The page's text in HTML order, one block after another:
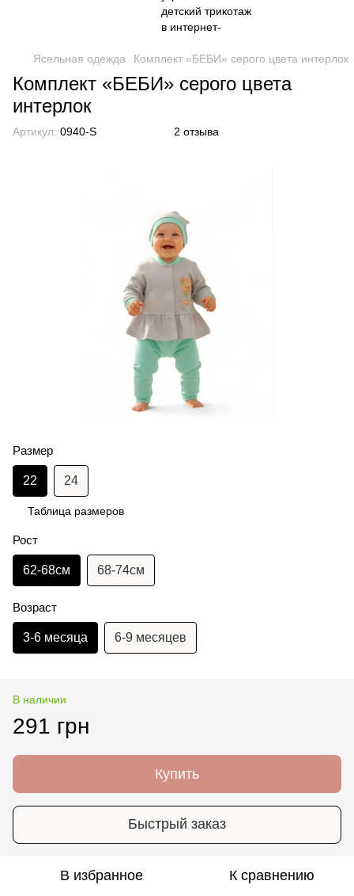
Ясельная одежда Комплект «БЕБИ» серого цвета интерлок
Комплект «БЕБИ» серого цвета
интерлок
Артикул: 0940-S 2 отзыва
Размер
22 24
Таблица размеров
Рост
62-68см 68-74см
Возраст
3-6 месяца 6-9 месяцев
В наличии
291 грн
Купить
Быстрый заказ
В избранное К сравнению